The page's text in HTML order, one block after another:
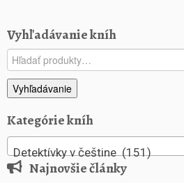
Vyhľadávanie kníh
Hľadať:
Vyhľadávanie
Kategórie kníh
Detektívky v češtine (151)
Najnovšie články